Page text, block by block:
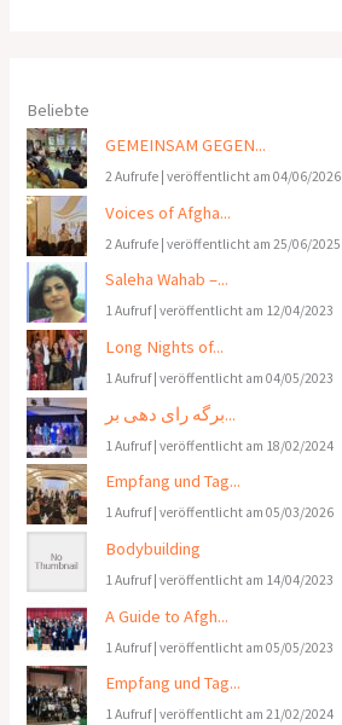
Beliebte
GEMEINSAM GEGEN...
2 Aufrufe |veröffentlicht am 04/06/2026
Voices of Afgha...
2 Aufrufe |veröffentlicht am 25/06/2025
Saleha Wahab –...
1 Aufruf|veröffentlicht am 12/04/2023
Long Nights of...
1 Aufruf|veröffentlicht am 04/05/2023
برگه رای دهی بر...
1 Aufruf|veröffentlicht am 18/02/2024
Empfang und Tag...
1 Aufruf|veröffentlicht am 05/03/2026
Bodybuilding
1 Aufruf|veröffentlicht am 14/04/2023
A Guide to Afgh...
1 Aufruf|veröffentlicht am 05/05/2023
Empfang und Tag...
1 Aufruf|veröffentlicht am 21/02/2024